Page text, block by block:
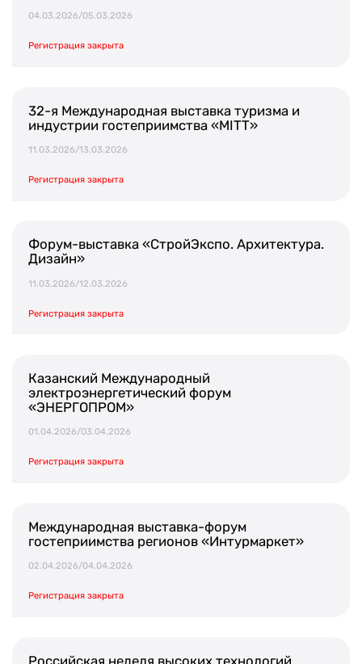
04.03.2026/05.03.2026
Регистрация закрыта
32-я Международная выставка туризма и
индустрии гостеприимства «МIТТ»
11.03.2026/13.03.2026
Регистрация закрыта
Форум-выставка «СтройЭкспо. Архитектура.
Дизайн»
11.03.2026/12.03.2026
Регистрация закрыта
Казанский Международный
электроэнергетический форум
«ЭНЕРГОПРОМ»
01.04.2026/03.04.2026
Регистрация закрыта
Международная выставка-форум
гостеприимства регионов «Интурмаркет»
02.04.2026/04.04.2026
Регистрация закрыта
Российская неделя высоких технологий